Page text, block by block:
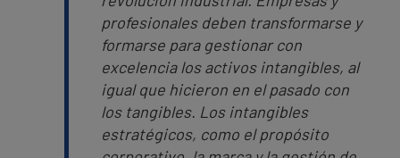
profesionales deben transformarse y
formarse para gestionar con
excelencia los activos intangibles, al
igual que hicieron en el pasado con
los tangibles. Los intangibles
estratégicos, como el propósito